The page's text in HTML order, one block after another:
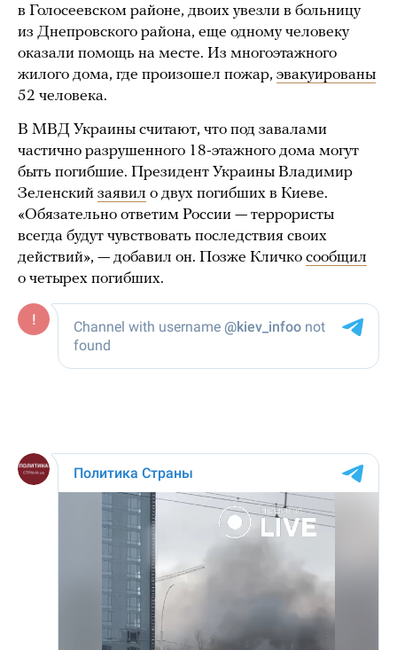
в Голосеевском районе, двоих увезли в больницу
из Днепровского района, еще одному человеку
оказали помощь на месте. Из многоэтажного
жилого дома, где произошел пожар, эвакуированы
52 человека.
В МВД Украины считают, что под завалами
частично разрушенного 18-этажного дома могут
быть погибшие. Президент Украины Владимир
Зеленский заявил о двух погибших в Киеве.
«Обязательно ответим России — террористы
всегда будут чувствовать последствия своих
действий», — добавил он. Позже Кличко сообщил
о четырех погибших.